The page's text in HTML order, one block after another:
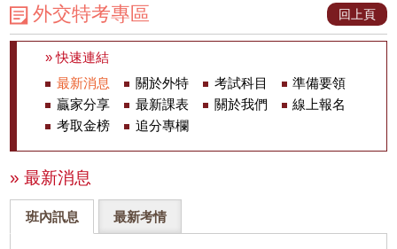
外交特考專區 回上頁
» 快速連結
最新消息
關於外特 考試科目
準備要領
贏家分享
最新課表 關於我們
線上報名
考取金榜
追分專欄
» 最新消息
班內訊息 最新考情